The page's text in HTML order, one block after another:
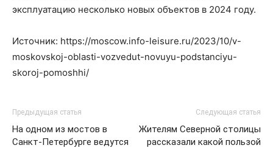
эксплуатацию несколько новых объектов в 2024 году.
Источник: https://moscow.info-leisure.ru/2023/10/v-
moskovskoj-oblasti-vozvedut-novuyu-podstanciyu-
skoroj-pomoshhi/
Предыдущая статья
На одном из мостов в
Санкт-Петербурге ведутся
Следующая статья
Жителям Северной столицы
рассказали какой пользой